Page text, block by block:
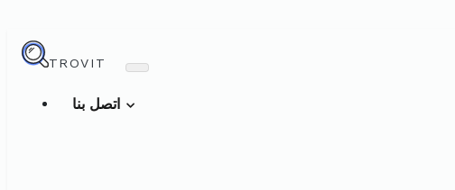
TROVIT